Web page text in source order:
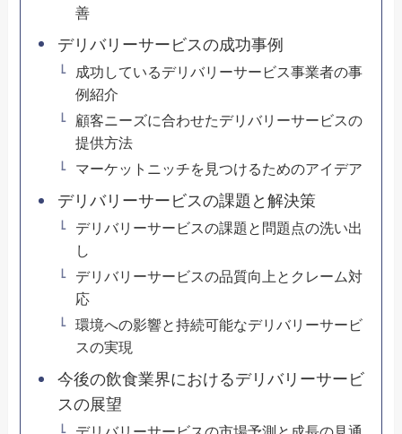
善
デリバリーサービスの成功事例
成功しているデリバリーサービス事業者の事
例紹介
顧客ニーズに合わせたデリバリーサービスの
提供方法
マーケットニッチを見つけるためのアイデア
デリバリーサービスの課題と解決策
デリバリーサービスの課題と問題点の洗い出
し
デリバリーサービスの品質向上とクレーム対
応
環境への影響と持続可能なデリバリーサービ
スの実現
今後の飲食業界におけるデリバリーサービ
スの展望